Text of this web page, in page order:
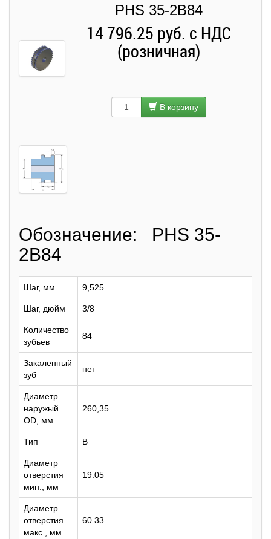
PHS 35-2B84
14 796.25 руб. с НДС
(розничная)
В корзину
Обозначение: PHS 35-
2B84
Шаг, мм 9,525
Шаг, дюйм 3/8
Количество
зубьев
84
Закаленный
зуб
нет
Диаметр
наружый
OD, мм
260,35
Тип B
Диаметр
отверстия
мин., мм
19.05
Диаметр
отверстия
макс., мм
60.33